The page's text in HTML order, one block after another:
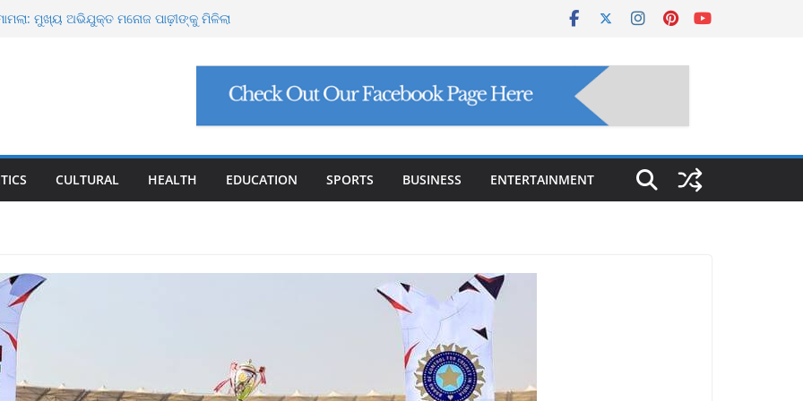
ମାଗିଲେ ଉନ୍ନୟନ କମିଶନର, ସଚିବଙ୍କୁ କଠୋର
ଠକେଇ, ମୁଖ୍ୟ ପ୍ରଶାସକଙ୍କ ଦସ୍ତଖତ ଜାଲ୍
ସୁପ୍ରିମକୋର୍ଟଙ୍କ ବଡ଼ ନିର୍ଦ୍ଦେଶ
୮ ଗ୍ରାମ ସୁନା-ଶାଢ଼ୀ, ଏଆଇ ପ୍ରଶିକ୍ଷଣ ପାଇଁ ୫
CULTURAL HEALTH EDUCATION SPORTS BUSINESS ENTERTAINMENT